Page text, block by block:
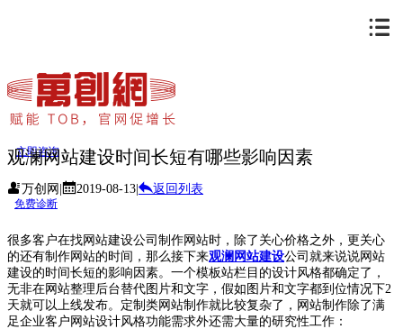
立即咨询
免费诊断
观澜网站建设时间长短有哪些影响因素
万创网 2019-08-13 返回列表
很多客户在找网站建设公司制作网站时，除了关心价格之外，更关心
的还有制作网站的时间，那么接下来观澜网站建设公司就来说说网站
建设的时间长短的影响因素。一个模板站栏目的设计风格都确定了，
无非在网站整理后台替代图片和文字，假如图片和文字都到位情况下2
天就可以上线发布。定制类网站制作就比较复杂了，网站制作除了满
足企业客户网站设计风格功能需求外还需大量的研究性工作：